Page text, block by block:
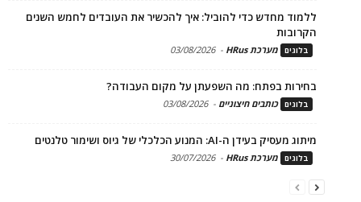
ללמוד מחדש כדי להוביל: איך להכשיר את העובדים לחמש השנים
הקרובות
בלוגים מערכת HRus -
03/08/2026
בחירות בפתח: מה השפעתן על מקום העבודה?
בלוגים כותבים חיצוניים -
03/08/2026
מיתוג מעסיק בעידן ה-AI: המנוע הכלכלי של גיוס ושימור טלנטים
בלוגים מערכת HRus -
30/07/2026